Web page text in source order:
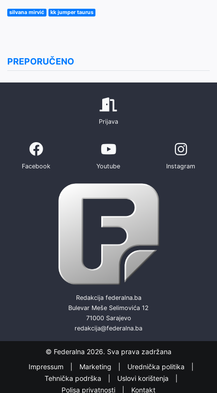
silvana mirvić kk jumper taurus
PREPORUČENO
Prijava
Facebook Youtube Instagram
Redakcija federalna.ba
Bulevar Meše Selimovića 12
71000 Sarajevo
redakcija@federalna.ba
© Federalna 2026. Sva prava zadržana
Impressum
Marketing
Urednička politika
Tehnička podrška
Uslovi korištenja
Polisa privatnosti
Kontakt